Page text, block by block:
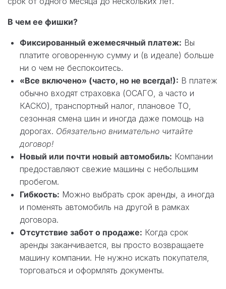
В чем ее фишки?
Фиксированный ежемесячный платеж: Вы
платите оговоренную сумму и (в идеале) больше
ни о чем не беспокоитесь.
«Все включено» (часто, но не всегда!): В платеж
обычно входят страховка (ОСАГО, а часто и
КАСКО), транспортный налог, плановое ТО,
сезонная смена шин и иногда даже помощь на
дорогах. Обязательно внимательно читайте
договор!
Новый или почти новый автомобиль: Компании
предоставляют свежие машины с небольшим
пробегом.
Гибкость: Можно выбрать срок аренды, а иногда
и поменять автомобиль на другой в рамках
договора.
Отсутствие забот о продаже: Когда срок
аренды заканчивается, вы просто возвращаете
машину компании. Не нужно искать покупателя,
торговаться и оформлять документы.